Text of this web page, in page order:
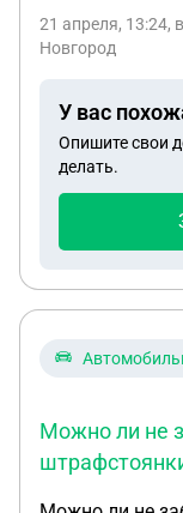
21 апреля, 13:24,
Новгород
У вас
Опишите свои
делать.
Можно ли не